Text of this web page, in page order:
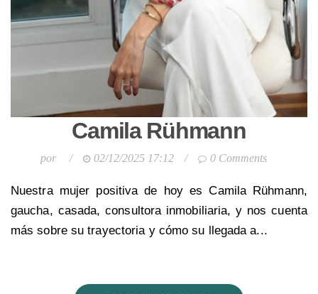
Camila Rühmann
por / 02/12/2025 17:12 / 0 Comments
Nuestra mujer positiva de hoy es Camila Rühmann,
gaucha, casada, consultora inmobiliaria, y nos cuenta
más sobre su trayectoria y cómo su llegada a...